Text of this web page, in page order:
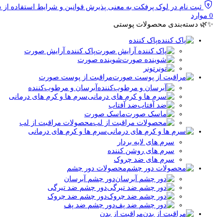
ثبت نام در لوک پرفکت به معنی پذیرش قوانین و شرایط استفاده
0 موارد
✨🌿 دسته‌بندی محصولات پوستی
پاک کننده
پاک کننده آرایش صورت
شوینده صورت
تونر
مراقبت از پوست صورت
آبرسان و مرطوب‌کننده
سرم ها و کرم های درمانی
ضد آفتاب
ماسک صورت
محصولات مراقبت از لب
سرم ها و کرم های درمانی
سرم های لایه بردار
سرم های روشن کننده
سرم های ضد چروک
محصولات دور چشم
دور چشم آبرسان
دور چشم ضد تیرگی
دور چشم ضد چروک
دور چشم ضد پف
مراقبت از بدن